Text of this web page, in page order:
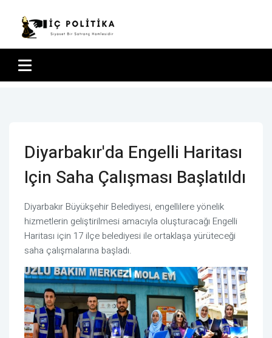
Diyarbakır'da Engelli Haritası
Için Saha Çalışması Başlatıldı
Diyarbakır Büyükşehir Belediyesi, engellilere yönelik
hizmetlerin geliştirilmesi amacıyla oluşturacağı Engelli
Haritası için 17 ilçe belediyesi ile ortaklaşa yürüteceği
saha çalışmalarına başladı.